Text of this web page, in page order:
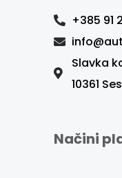
+385 91
Slavka
10361
Načini